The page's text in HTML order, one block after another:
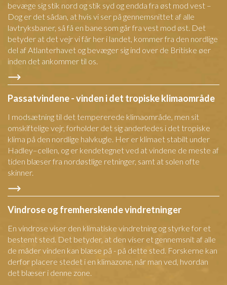
bevæge sig stik nord og stik syd og endda fra øst mod vest –
Dog er det sådan, at hvis vi ser på gennemsnittet af alle
lavtryksbaner, så få en bane som går fra vest mod øst. Det
betyder at det vejr vi får her i landet, kommer fra den nordlige
del af Atlanterhavet og bevæger sig ind over de Britiske øer
inden det ankommer til os.
Passatvindene - vinden i det tropiske klimaområde
I modsætning til det tempererede klimaområde, men sit
omskiftelige vejr, forholder det sig anderledes i det tropiske
klima på den nordlige halvkugle. Her er klimaet stabilt under
Hadley–cellen, og er kendetegnet ved at vindene de meste af
tiden blæser fra nordøstlige retninger, samt at solen ofte
skinner.
Vindrose og fremherskende vindretninger
En vindrose viser den klimatiske vindretning og styrke for et
bestemt sted. Det betyder, at den viser et gennemsnit af alle
de måder vinden kan blæse på - på dette sted. Forskerne kan
derfor placere stedet i en klimazone, når man ved, hvordan
det blæser i denne zone.